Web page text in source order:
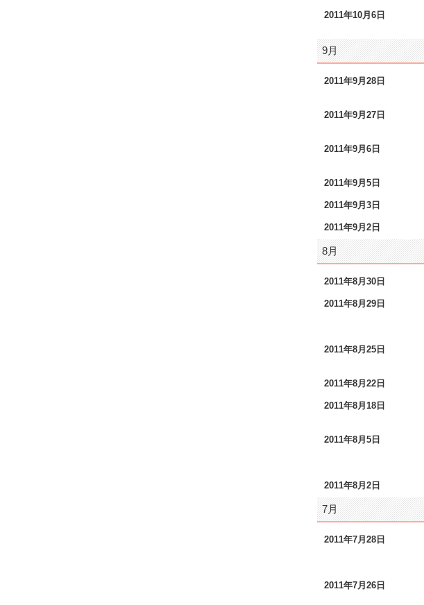
2011年10月6日
9月
2011年9月28日
2011年9月27日
2011年9月6日
2011年9月5日
2011年9月3日
2011年9月2日
8月
2011年8月30日
2011年8月29日
2011年8月25日
2011年8月22日
2011年8月18日
2011年8月5日
2011年8月2日
7月
2011年7月28日
2011年7月26日